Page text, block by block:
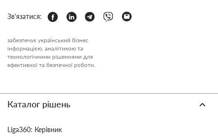
Зв'язатися:
забезпечує український бізнес
інформацією, аналітикою та
технологічними рішеннями для
ефективної та безпечної роботи.
Каталог рішень
Liga360: Керівник